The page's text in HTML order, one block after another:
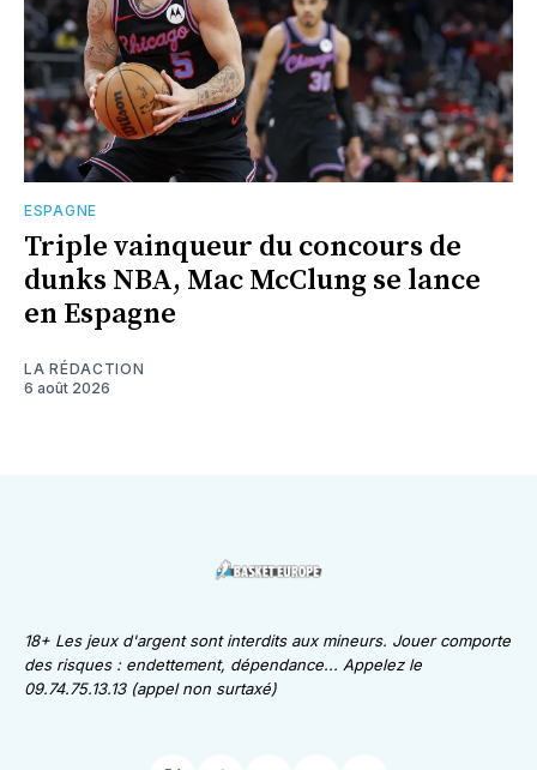
ESPAGNE
Triple vainqueur du concours de
dunks NBA, Mac McClung se lance
en Espagne
LA RÉDACTION
6 août 2026
18+ Les jeux d'argent sont interdits aux mineurs. Jouer comporte
des risques : endettement, dépendance... Appelez le
09.74.75.13.13 (appel non surtaxé)